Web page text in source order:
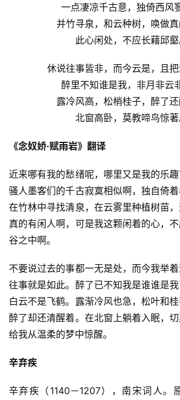
一点凄凉千古意，独倚西风
并竹寻泉，和云种树，唤做真
此心闲处，不应长藉邱壑
休说往事皆非，而今云是，且把
醉里不知谁是我，非月非云
露冷风高，松梢桂子，醉了还
北窗高卧，莫教啼鸟惊著
《念奴娇·赋雨岩》翻译
近来哪有我的愁绪呢，哪里又是我的乐
骚人墨客们的千古寂寞相似啊，独自倚着
在竹林中寻找清泉，在云雾里种植树苗
真的有闲人啊，可是我这颗闲着的心，
谷之中啊。
不要说过去的事都一无是处，而今我举
往事就是如此。醉了已不知我是谁谁是
白云不是飞鹤。露渐冷风也急，松叶和
醉了却还清醒着。在北窗上躺着入眠，
给我从温柔的梦中惊醒。
辛弃疾
辛弃疾（1140－1207），南宋词人。